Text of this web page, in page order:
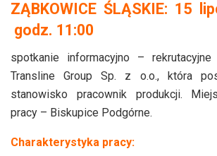
ZĄBKOWICE ŚLĄSKIE: 15
godz. 11:00
spotkanie informacyjno –
Transline Group Sp. z o.o., która
stanowisko pracownik produkcji.
pracy – Biskupice Podgórne.
Charakterystyka pracy: